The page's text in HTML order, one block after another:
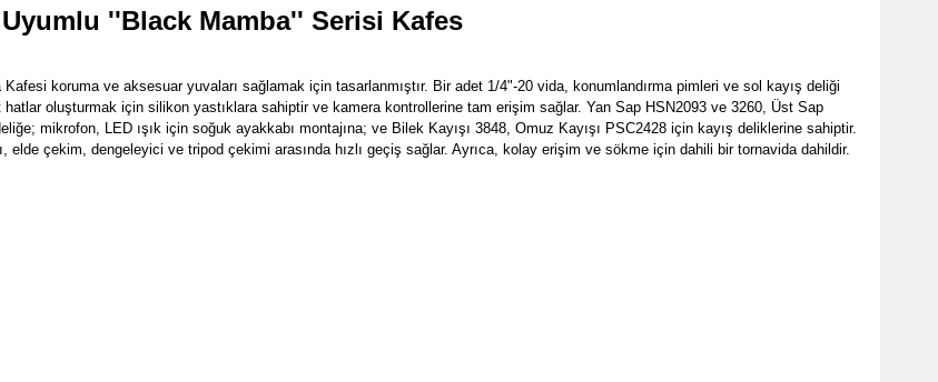
''Black Mamba'' Serisi Kafes
koruma ve aksesuar yuvaları sağlamak için tasarlanmıştır. Bir adet 1/4"-20 vida, konumlandırma pimleri ve sol kayış deliği
oluşturmak için silikon yastıklara sahiptir ve kamera kontrollerine tam erişim sağlar. Yan Sap HSN2093 ve 3260, Üst Sap
mikrofon, LED ışık için soğuk ayakkabı montajına; ve Bilek Kayışı 3848, Omuz Kayışı PSC2428 için kayış deliklerine sahiptir.
çekim, dengeleyici ve tripod çekimi arasında hızlı geçiş sağlar. Ayrıca, kolay erişim ve sökme için dahili bir tornavida dahildir.